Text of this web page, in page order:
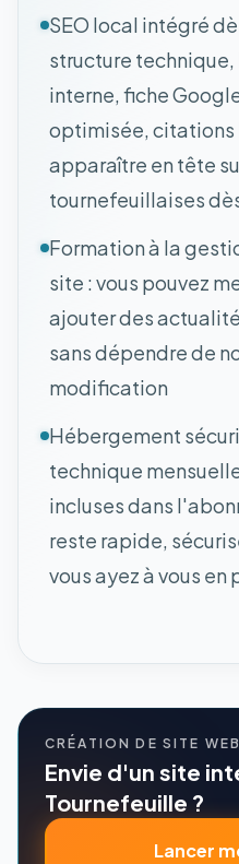
SEO local intégré
structure
interne, fiche
optimisée,
apparaître en tête
tournefeuillaises
Formation à la
site : vous pouvez
ajouter des
sans dépendre de
modification
Hébergement
technique
incluses dans
reste rapide,
vous ayez à vous en
CRÉATION DE SITE WEB
Envie d'un site
Tournefeuille ?
Lancer